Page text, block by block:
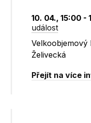
10. 04., 15:00 -
událost
Želivecká
Přejít na více